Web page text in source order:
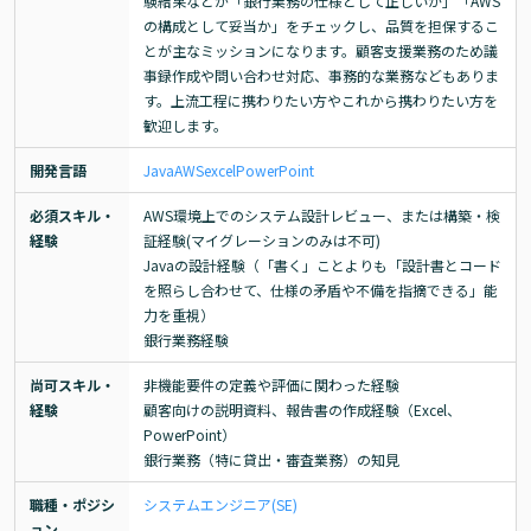
の構成として妥当か」をチェックし、品質を担保するこ
とが主なミッションになります。顧客支援業務のため議
事録作成や問い合わせ対応、事務的な業務などもありま
す。上流工程に携わりたい方やこれから携わりたい方を
歓迎します。
開発言語 JavaAWSexcelPowerPoint
必須スキル・
経験
AWS環境上でのシステム設計レビュー、または構築・検
証経験(マイグレーションのみは不可)
Javaの設計経験（「書く」ことよりも「設計書とコード
を照らし合わせて、仕様の矛盾や不備を指摘できる」能
力を重視）
銀行業務経験
尚可スキル・
経験
非機能要件の定義や評価に関わった経験
顧客向けの説明資料、報告書の作成経験（Excel、
PowerPoint）
銀行業務（特に貸出・審査業務）の知見
職種・ポジシ
システムエンジニア(SE)